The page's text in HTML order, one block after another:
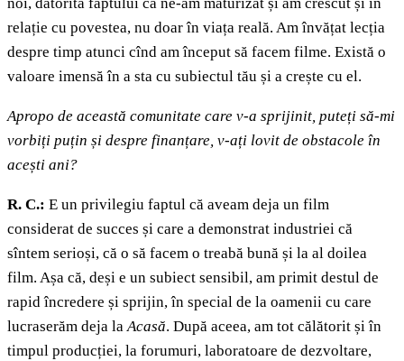
noi, datorită faptului că ne-am maturizat și am crescut și în
relație cu povestea, nu doar în viața reală. Am învățat lecția
despre timp atunci cînd am început să facem filme. Există o
valoare imensă în a sta cu subiectul tău și a crește cu el.
Apropo de această comunitate care v-a sprijinit, puteți să-mi
vorbiți puțin și despre finanțare, v-ați lovit de obstacole în
acești ani?
R. C.: E un privilegiu faptul că aveam deja un film
considerat de succes și care a demonstrat industriei că
sîntem serioși, că o să facem o treabă bună și la al doilea
film. Așa că, deși e un subiect sensibil, am primit destul de
rapid încredere și sprijin, în special de la oamenii cu care
lucraserăm deja laAcasă. După aceea, am tot călătorit și în
timpul producției, la forumuri, laboratoare de dezvoltare,